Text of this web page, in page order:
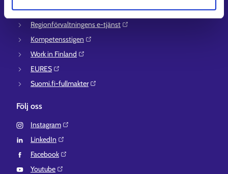
Arbets- och näringsministeriet⁠
Regionförvaltningens e-tjänst⁠
Kompetensstigen⁠
Work in Finland⁠
EURES⁠
Suomi.fi-fullmakter⁠
Följ oss
Instagram⁠
LinkedIn⁠
Facebook⁠
Youtube⁠